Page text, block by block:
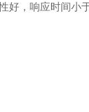
好，响应时间小